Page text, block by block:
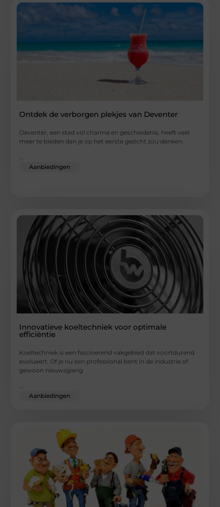
Ontdek de verborgen plekjes van Deventer
Deventer, een stad vol charme en geschiedenis, heeft veel
meer te bieden dan je op het eerste gezicht zou denken.
...
Aanbiedingen
Innovatieve koeltechniek voor optimale
efficiëntie
Koeltechniek is een fascinerend vakgebied dat voortdurend
evolueert. Of je nu een professional bent in de industrie of
gewoon nieuwsgierig
...
Aanbiedingen